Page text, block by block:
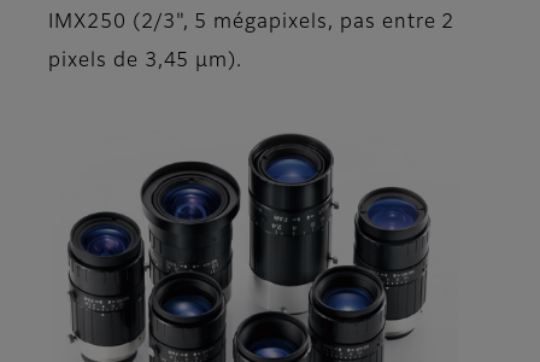
IMX250 (2/3", 5 mégapixels, pas entre 2
pixels de 3,45 µm).